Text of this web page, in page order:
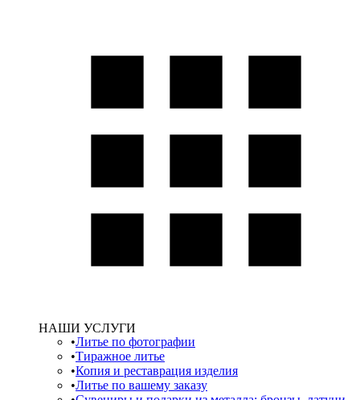
НАШИ УСЛУГИ
Литье по фотографии
Тиражное литье
Копия и реставрация изделия
Литье по вашему заказу